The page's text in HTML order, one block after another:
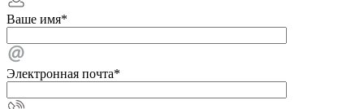
Ваше имя*
Электронная почта*